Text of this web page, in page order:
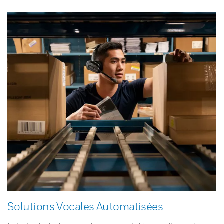
Solutions Vocales Automatisées